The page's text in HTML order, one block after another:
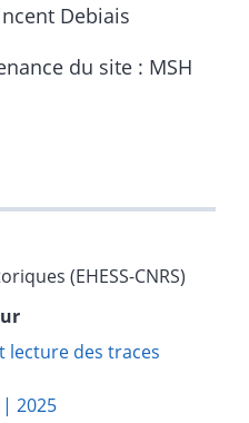
Debiais
du site : MSH
(EHESS-CNRS)
lecture des traces
2025